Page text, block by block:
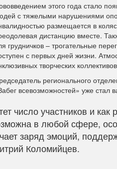
этого года стало
с тяжелыми нарушениями
размещается в
дистанцию вместе.
грудничков – трогательные
с первых дней жизни.
творческих
регионального
всевозможностей» уже стал
число участников и как
в любой сфере,
заряд эмоций,
Коломийцев.